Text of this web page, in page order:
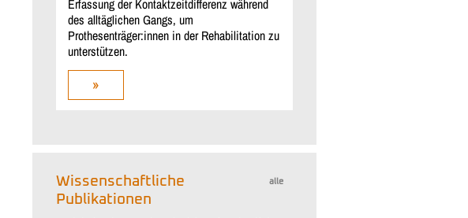
Erfassung der Kontaktzeitdifferenz während
des alltäglichen Gangs, um
Prothesenträger:innen in der Rehabilitation zu
unterstützen.
»
alle
Wissenschaftliche
Publikationen